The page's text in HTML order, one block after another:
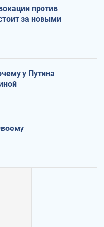
против
за новыми
у Путина